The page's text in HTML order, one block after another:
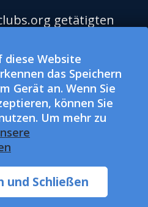
Website
das Speichern
Gerät an. Wenn Sie
können Sie
Um mehr zu
und Schließen
getätigten
(LCIF) zugute,
steuerbefreite,
Lions
(LCI) ist eine nach
gemeinnützige
keine Spenden
LCI und LCIF